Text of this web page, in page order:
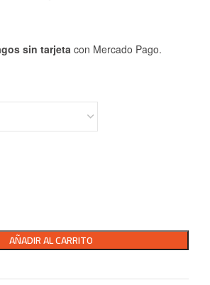
sin tarjeta con Mercado Pago.
AÑADIR AL CARRITO